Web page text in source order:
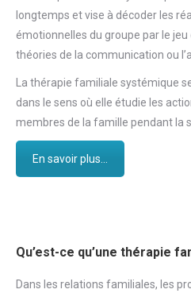
longtemps et vise à décoder les
émotionnelles du groupe par le jeu
théories de la communication ou
La thérapie familiale systémique
dans le sens où elle étudie les
membres de la famille pendant la
En savoir plus...
Qu’est-ce qu’une thérapie
Dans les relations familiales, les